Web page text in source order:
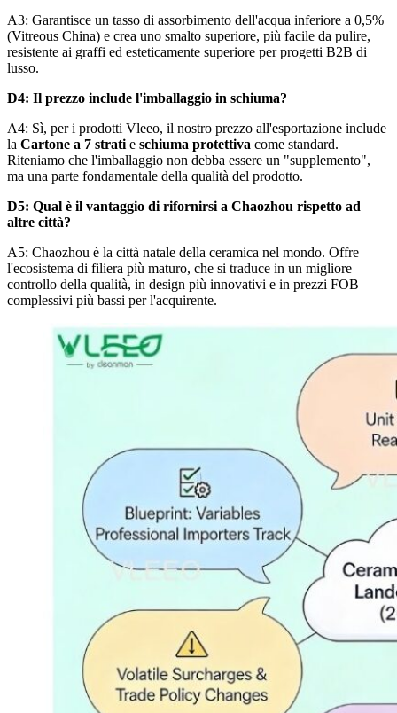
A3: Garantisce un tasso di assorbimento dell'acqua inferiore a 0,5%
(Vitreous China) e crea uno smalto superiore, più facile da pulire,
resistente ai graffi ed esteticamente superiore per progetti B2B di
lusso.
D4: Il prezzo include l'imballaggio in schiuma?
A4: Sì, per i prodotti Vleeo, il nostro prezzo all'esportazione include
la Cartone a 7 stratie schiuma protettiva come standard.
Riteniamo che l'imballaggio non debba essere un "supplemento",
ma una parte fondamentale della qualità del prodotto.
D5: Qual è il vantaggio di rifornirsi a Chaozhou rispetto ad
altre città?
A5: Chaozhou è la città natale della ceramica nel mondo. Offre
l'ecosistema di filiera più maturo, che si traduce in un migliore
controllo della qualità, in design più innovativi e in prezzi FOB
complessivi più bassi per l'acquirente.